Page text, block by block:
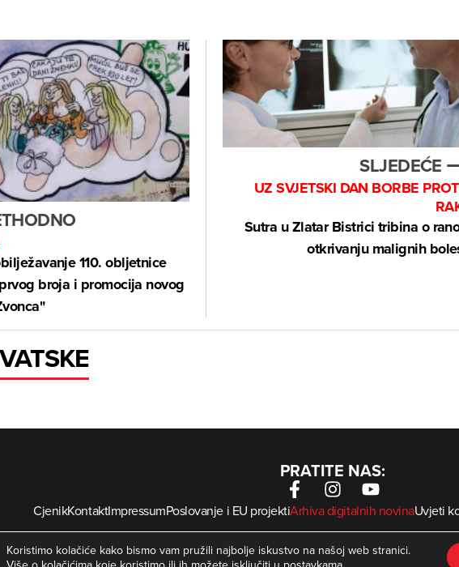
110. obljetnice
broja i promocija novog
UZ SVJETSKI DAN BORBE
Sutra u Zlatar Bistrici tribina o
otkrivanju malignih
PRATITE NAS:
CjenikKontaktImpressumPoslovanje i EU projektiArhiva digitalnih novinaUvjeti
© Zagorje International – Sva prava pridržana |
Koristimo kolačiće kako bismo vam pružili najbolje iskustvo na našoj web stranici.